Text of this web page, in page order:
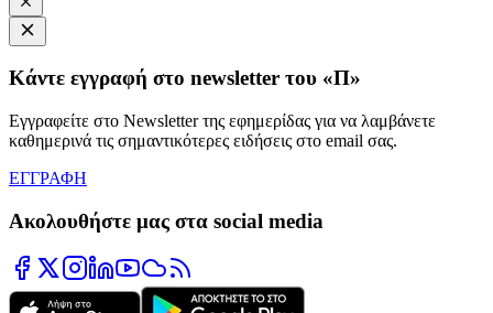
Κάντε εγγραφή στο newsletter του «Π»
Εγγραφείτε στο Newsletter της εφημερίδας για να λαμβάνετε
καθημερινά τις σημαντικότερες ειδήσεις στο email σας.
ΕΓΓΡΑΦΗ
Ακολουθήστε μας στα social media